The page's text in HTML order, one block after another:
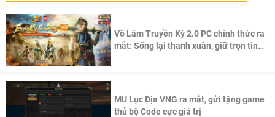
Võ Lâm Truyền Kỳ 2.0 PC chính thức ra
mắt: Sống lại thanh xuân, giữ trọn tinh
MU Lục Địa VNG ra mắt, gửi tặng game
thủ bộ Code cực giá trị